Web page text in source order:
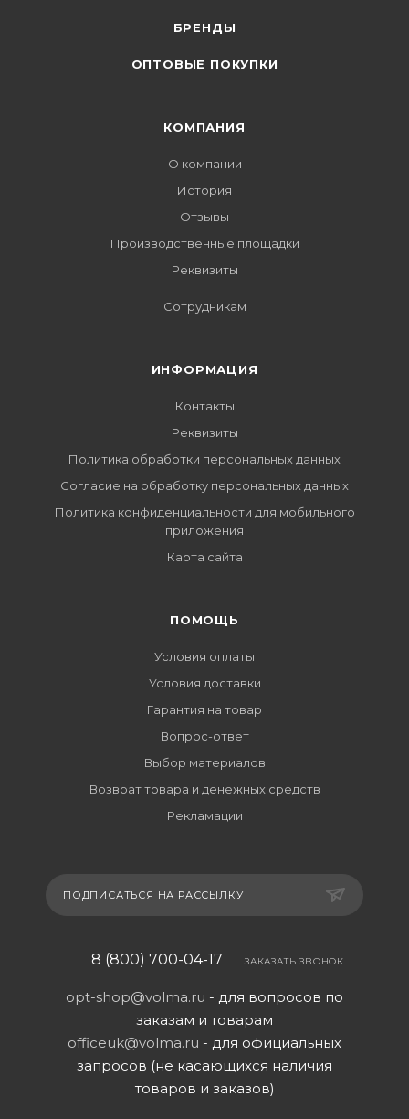
БРЕНДЫ
ОПТОВЫЕ ПОКУПКИ
КОМПАНИЯ
О компании
История
Отзывы
Производственные площадки
Реквизиты
Сотрудникам
ИНФОРМАЦИЯ
Контакты
Реквизиты
Политика обработки персональных данных
Согласие на обработку персональных данных
Политика конфиденциальности для мобильного
приложения
Карта сайта
ПОМОЩЬ
Условия оплаты
Условия доставки
Гарантия на товар
Вопрос-ответ
Выбор материалов
Возврат товара и денежных средств
Рекламации
ПОДПИСАТЬСЯ НА РАССЫЛКУ
8 (800) 700-04-17 ЗАКАЗАТЬ ЗВОНОК
opt-shop@volma.ru - для вопросов по
заказам и товарам
officeuk@volma.ru - для официальных
запросов (не касающихся наличия
товаров и заказов)